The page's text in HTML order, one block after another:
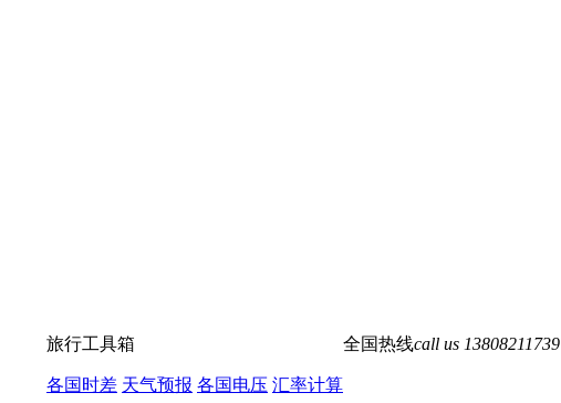
旅行工具箱
各国时差 天气预报 各国电压 汇率计算
全国热线call us 13808211739